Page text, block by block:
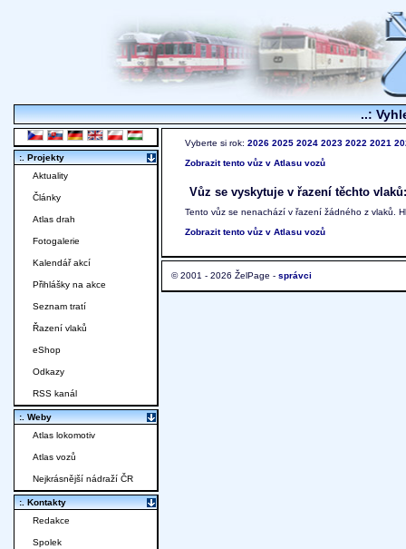
..:
Vyberte si rok: 2026 2025 2024 2023 2022 2021
Zobrazit tento vůz v Atlasu vozů
Vůz se vyskytuje v řazení těchto vlaků:
Tento vůz se nenachází v řazení žádného z vlaků.
Zobrazit tento vůz v Atlasu vozů
© 2001 - 2026 ŽelPage - správci
:. Projekty
Aktuality
Články
Atlas drah
Fotogalerie
Kalendář akcí
Přihlášky na akce
Seznam tratí
Řazení vlaků
eShop
Odkazy
RSS kanál
:. Weby
Atlas lokomotiv
Atlas vozů
Nejkrásnější nádraží ČR
:. Kontakty
Redakce
Spolek